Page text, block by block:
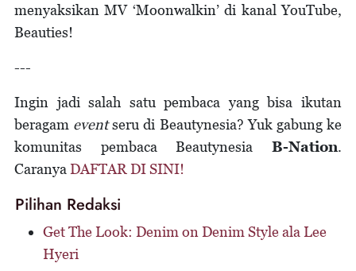
menyaksikan MV ‘Moonwalkin’ di kanal YouTube,
Beauties!
---
Ingin jadi salah satu pembaca yang bisa ikutan
beragam eventseru di Beautynesia? Yuk gabung ke
komunitas pembaca Beautynesia B-Nation.
Caranya DAFTAR DI SINI!
Pilihan Redaksi
Get The Look: Denim on Denim Style ala Lee
Hyeri